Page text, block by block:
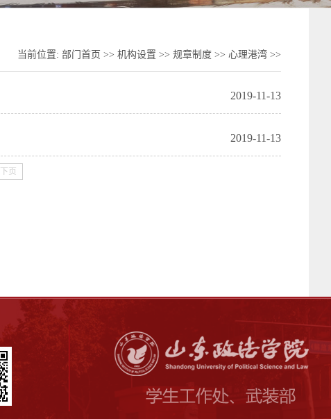
当前位置: 部门首页 >> 机构设置 >> 规章制度 >> 心理港湾 >>
2019-11-13
2019-11-13
下页